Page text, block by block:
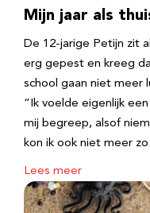
Mijn jaar als
De 12-jarige Petijn zit
erg gepest en kreeg
school gaan niet meer
“Ik voelde eigenlijk
mij begreep, alsof
kon ik ook niet meer
Lees meer